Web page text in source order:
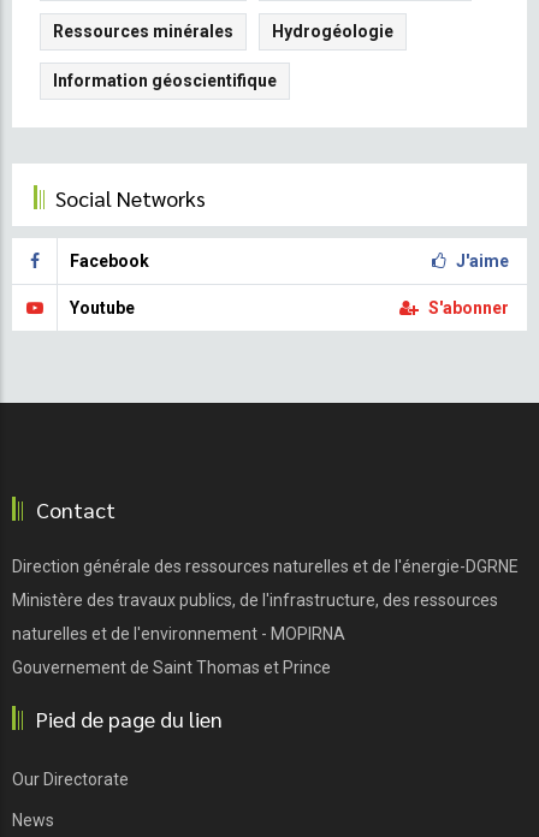
Ressources minérales Hydrogéologie
Information géoscientifique
Social Networks
Facebook J'aime
Youtube S'abonner
Contact
Direction générale des ressources naturelles et de l'énergie-DGRNE
Ministère des travaux publics, de l'infrastructure, des ressources
naturelles et de l'environnement - MOPIRNA
Gouvernement de Saint Thomas et Prince
Pied de page du lien
Our Directorate
News